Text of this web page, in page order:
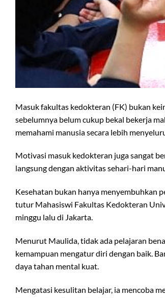
Masuk fakultas kedokteran (FK) bukan
sebelumnya belum cukup bekal bekerja
memahami manusia secara lebih
Motivasi masuk kedokteran juga sangat
langsung dengan aktivitas sehari-hari
Kesehatan bukan hanya menyembuhkan
tutur Mahasiswi Fakultas Kedokteran
minggu lalu di Jakarta.
Menurut Maulida, tidak ada pelajaran
kemampuan mengatur diri dengan baik.
daya tahan mental kuat.
Mengatasi kesulitan belajar, ia mencoba